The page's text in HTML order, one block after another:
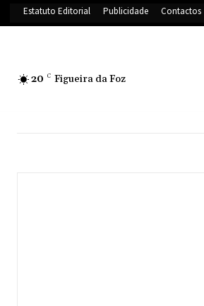
Estatuto Editorial Publicidade Contactos
20 C Figueira da Foz